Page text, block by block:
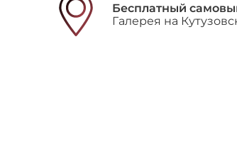
Бесплатный
Галерея на